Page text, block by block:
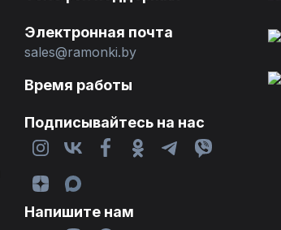
Электронная почта
sales@ramonki.by
Время работы
Подписывайтесь на нас
Напишите нам